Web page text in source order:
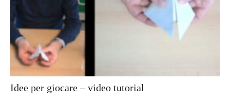
Idee per giocare – video tutorial